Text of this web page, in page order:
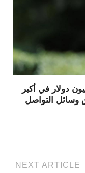
ميتا بغرامة قدرها 567 مليون دولار في أكبر
وسائل التواصل
NEXT ARTICLE